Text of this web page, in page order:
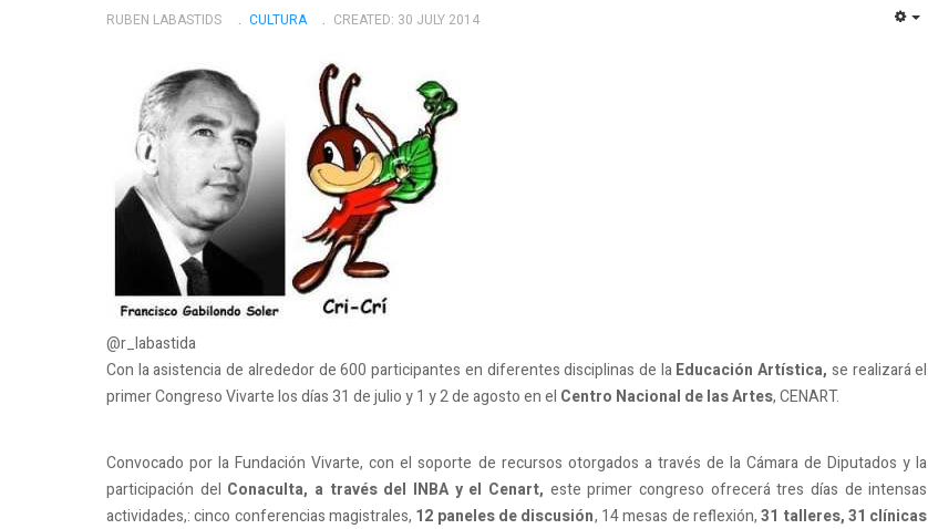
RUBEN LABASTIDS CULTURA CREATED: 30 JULY 2014
@r_labastida
Con la asistencia de alrededor de 600 participantes en diferentes disciplinas de laEducación Artística, se realizará el
primer Congreso Vivarte los días 31 de julio y 1 y 2 de agosto en el Centro Nacional de las Artes, CENART.
Convocado por la Fundación Vivarte, con el soporte de recursos otorgados a través de la Cámara de Diputados y la
participación del Conaculta, a través del INBA y el Cenart, este primer congreso ofrecerá tres días de intensas
actividades,: cinco conferencias magistrales, 12 paneles de discusión, 14 mesas de reflexión,31 talleres, 31 clínicas